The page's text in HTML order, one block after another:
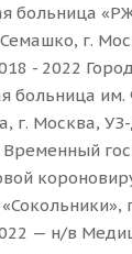
больница
г.
- 2022
больница им.
г. Москва, УЗ-
— н/в